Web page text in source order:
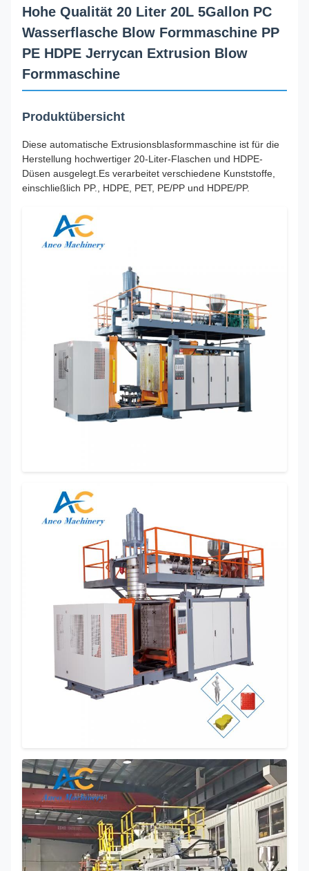
Hohe Qualität 20 Liter 20L 5Gallon PC
Wasserflasche Blow Formmaschine PP
PE HDPE Jerrycan Extrusion Blow
Formmaschine
Produktübersicht
Diese automatische Extrusionsblasformmaschine ist für die
Herstellung hochwertiger 20-Liter-Flaschen und HDPE-
Düsen ausgelegt.Es verarbeitet verschiedene Kunststoffe,
einschließlich PP., HDPE, PET, PE/PP und HDPE/PP.